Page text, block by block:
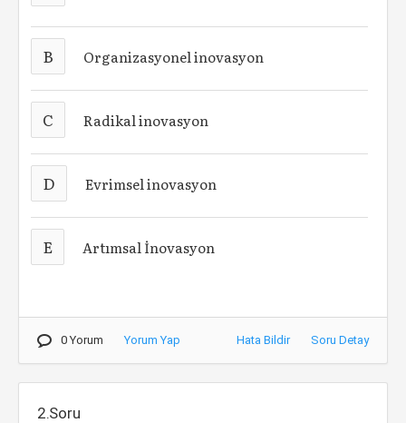
B Organizasyonel inovasyon
C Radikal inovasyon
D Evrimsel inovasyon
E Artımsal İnovasyon
0 Yorum Yorum Yap Hata Bildir Soru Detay
2.Soru